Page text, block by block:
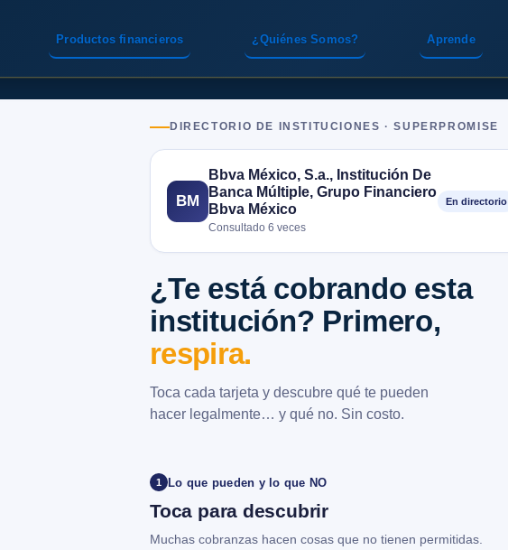
Productos financieros ¿Quiénes Somos? Aprende
DIRECTORIO DE INSTITUCIONES · SUPERPROMISE
BM
Bbva México, S.a., Institución De
Banca Múltiple, Grupo Financiero
Bbva México
Consultado 6 veces
En directorio
¿Te está cobrando esta
institución? Primero,
respira.
Toca cada tarjeta y descubre qué te pueden
hacer legalmente… y qué no. Sin costo.
1 Lo que pueden y lo que NO
Toca para descubrir
Muchas cobranzas hacen cosas que no tienen permitidas.